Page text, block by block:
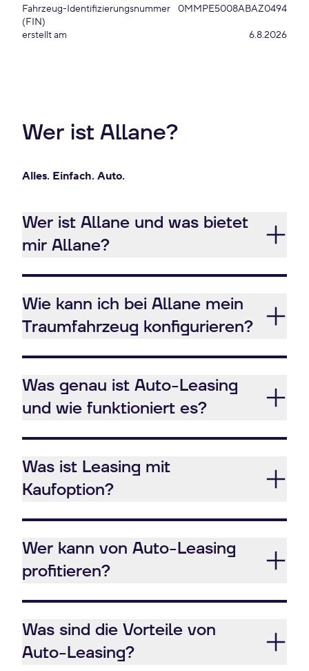
Fahrzeug-Identifizierungsnummer
(FIN)
0MMPE5008ABAZ0494
erstellt am 6.8.2026
Wer ist Allane?
Alles. Einfach. Auto.
Wer ist Allane und was bietet
mir Allane?
Wie kann ich bei Allane mein
Traumfahrzeug konfigurieren?
Was genau ist Auto-Leasing
und wie funktioniert es?
Was ist Leasing mit
Kaufoption?
Wer kann von Auto-Leasing
profitieren?
Was sind die Vorteile von
Auto-Leasing?